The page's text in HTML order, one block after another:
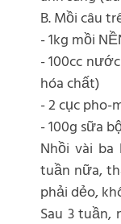
B. Mồi câu
- 1kg mồi
- 100cc
hóa chất)
- 2 cục pho-
- 100g sữa
Nhồi vài
tuần nữa,
phải dẻo,
Sau 3